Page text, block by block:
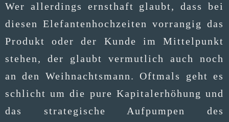
Wer aller­dings ernst­haft glaubt, dass bei
die­sen Ele­fan­ten­hoch­zei­ten vor­ran­gig das
Pro­dukt oder der Kun­de im Mit­tel­punkt
ste­hen, der glaubt ver­mut­lich auch noch
an den Weih­nachts­mann. Oft­mals geht es
schlicht um die pure Kapi­tal­erhö­hung und
das stra­te­gi­sche Auf­pum­pen des